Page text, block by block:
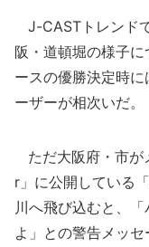
J-CASTトレンド
阪・道頓堀の様子
ースの優勝決定時
ーザーが相次いだ。
ただ大阪府・市が
r」に公開している
川へ飛び込むと、
よ」との警告メッ